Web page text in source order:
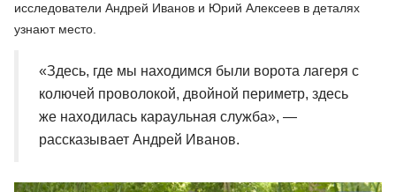
исследователи Андрей Иванов и Юрий Алексеев в деталях
узнают место.
«Здесь, где мы находимся были ворота лагеря с
колючей проволокой, двойной периметр, здесь
же находилась караульная служба», —
рассказывает Андрей Иванов.